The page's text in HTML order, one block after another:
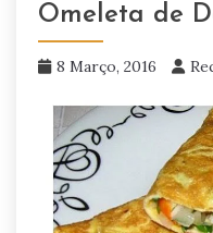
Omeleta de
8 Março, 2016